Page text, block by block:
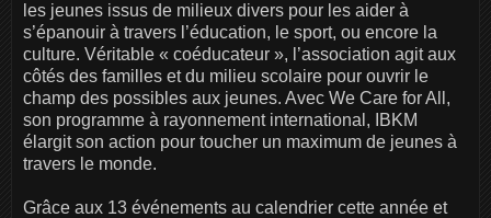
les jeunes issus de milieux divers pour les aider à
s’épanouir à travers l’éducation, le sport, ou encore la
culture. Véritable « coéducateur », l’association agit aux
côtés des familles et du milieu scolaire pour ouvrir le
champ des possibles aux jeunes. Avec We Care for All,
son programme à rayonnement international, IBKM
élargit son action pour toucher un maximum de jeunes à
travers le monde.
Grâce aux 13 événements au calendrier cette année et